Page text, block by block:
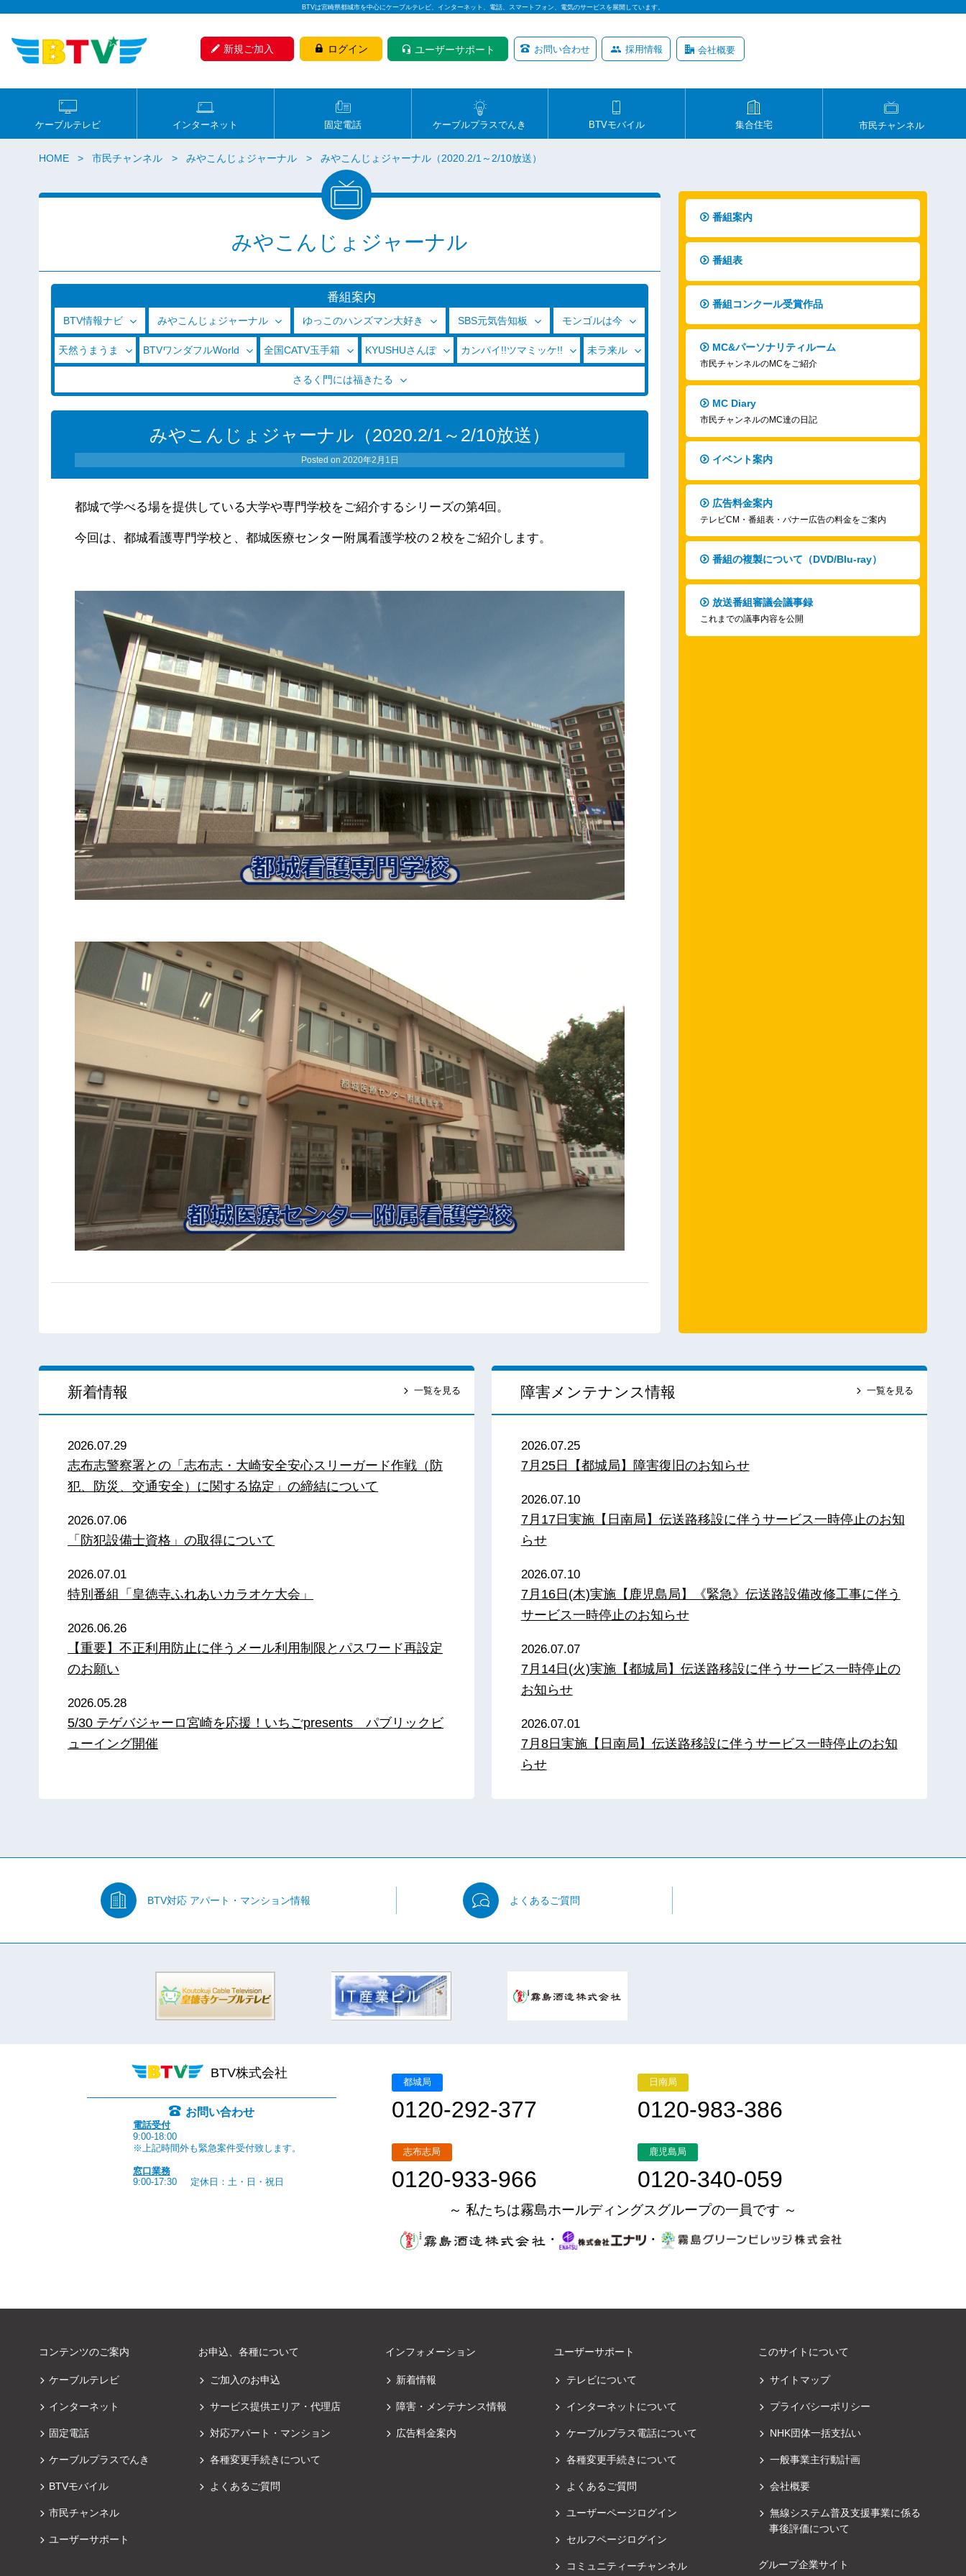
BTVは宮崎県都城市を中心にケーブルテレビ、インターネット、電話、スマートフォン、電気のサービスを展開しています。
新規ご加入 ログイン ユーザーサポート お問い合わせ 採用情報 会社概要
ケーブルテレビ インターネット 固定電話 ケーブルプラスでんき BTVモバイル 集合住宅 市民チャンネル
HOME 市民チャンネル みやこんじょジャーナル みやこんじょジャーナル（2020.2/1～2/10放送）
みやこんじょジャーナル
番組案内
BTV情報ナビ みやこんじょジャーナル ゆっこのハンズマン大好き SBS元気告知板 モンゴルは今
天然うまうま BTVワンダフルWorld 全国CATV玉手箱 KYUSHUさんぽ カンパイ!!ツマミッケ!! 未ラ来ル
さるく門には福きたる
みやこんじょジャーナル（2020.2/1～2/10放送）
Posted on 2020年2月1日
都城で学べる場を提供している大学や専門学校をご紹介するシリーズの第4回。
今回は、都城看護専門学校と、都城医療センター附属看護学校の２校をご紹介します。
番組案内
番組表
番組コンクール受賞作品
MC&パーソナリティルーム
市民チャンネルのMCをご紹介
MC Diary
市民チャンネルのMC達の日記
イベント案内
広告料金案内
テレビCM・番組表・バナー広告の料金をご案内
番組の複製について（DVD/Blu-ray）
放送番組審議会議事録
これまでの議事内容を公開
新着情報 一覧を見る
2026.07.29
志布志警察署との「志布志・大崎安全安心スリーガード作戦（防
犯、防災、交通安全）に関する協定」の締結について
2026.07.06
「防犯設備士資格」の取得について
2026.07.01
特別番組「皇徳寺ふれあいカラオケ大会」
2026.06.26
【重要】不正利用防止に伴うメール利用制限とパスワード再設定
のお願い
2026.05.28
5/30 テゲバジャーロ宮崎を応援！いちごpresents パブリックビ
ューイング開催
障害メンテナンス情報 一覧を見る
2026.07.25
7月25日【都城局】障害復旧のお知らせ
2026.07.10
7月17日実施【日南局】伝送路移設に伴うサービス一時停止のお知
らせ
2026.07.10
7月16日(木)実施【鹿児島局】《緊急》伝送路設備改修工事に伴う
サービス一時停止のお知らせ
2026.07.07
7月14日(火)実施【都城局】伝送路移設に伴うサービス一時停止の
お知らせ
2026.07.01
7月8日実施【日南局】伝送路移設に伴うサービス一時停止のお知
らせ
BTV対応 アパート・マンション情報 よくあるご質問
BTV株式会社
お問い合わせ
電話受付
9:00-18:00
※上記時間外も緊急案件受付致します。
窓口業務
9:00-17:30
定休日：土・日・祝日
都城局
0120-292-377
日南局
0120-983-386
志布志局
0120-933-966
鹿児島局
0120-340-059
～ 私たちは霧島ホールディングスグループの一員です ～
・
・
コンテンツのご案内
ケーブルテレビ
インターネット
固定電話
ケーブルプラスでんき
BTVモバイル
市民チャンネル
ユーザーサポート
お申込、各種について
ご加入のお申込
サービス提供エリア・代理店
対応アパート・マンション
各種変更手続きについて
よくあるご質問
インフォメーション
新着情報
障害・メンテナンス情報
広告料金案内
ユーザーサポート
テレビについて
インターネットについて
ケーブルプラス電話について
各種変更手続きについて
よくあるご質問
ユーザーページログイン
セルフページログイン
コミュニティーチャンネル
このサイトについて
サイトマップ
プライバシーポリシー
NHK団体一括支払い
一般事業主行動計画
会社概要
無線システム普及支援事業に係る
事後評価について
グループ企業サイト